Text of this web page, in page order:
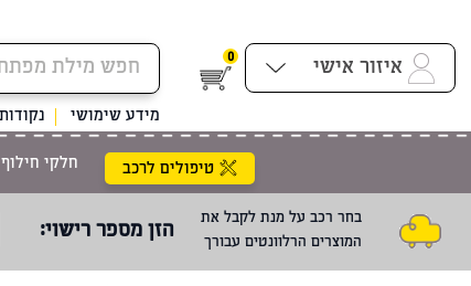
איזור אישי 0
מידע שימושי
טיפולים לרכב חלקי
בחר רכב על מנת לקבל את
המוצרים הרלוונטים עבורך
הזן מספר רישוי: